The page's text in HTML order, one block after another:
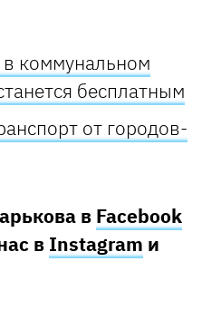
коммунальном
бесплатным
от городов-
в Facebook
в Instagram и